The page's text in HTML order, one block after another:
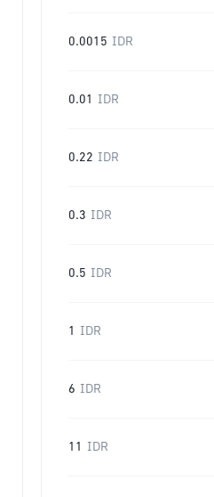
0.0015 IDR
0.01 IDR
0.22 IDR
0.3 IDR
0.5 IDR
1 IDR
6 IDR
11 IDR